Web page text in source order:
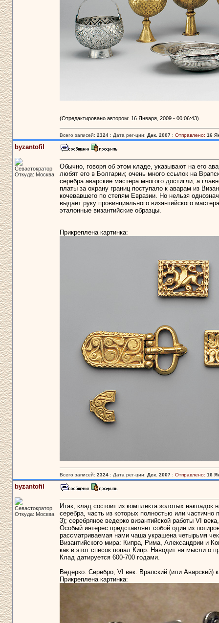
(Отредактировано автором: 16 Января, 2009 - 00:06:43)
Всего записей: 2324: Дата рег-ции: Дек. 2007: Отправлено: 16
byzantofil
Севастократор
Откуда: Москва
Обычно, говоря об этом кладе, указывают на его
любят его в Болгарии; очень много ссылок на
серебра аварские мастера многого достигли, а
платы за охрану границ поступало к аварам из
кочевавшего по степям Евразии. Но нельзя
выдает руку провинциального византийского
эталонные византийские образцы.
Прикреплена картинка:
Всего записей: 2324: Дата рег-ции: Дек. 2007: Отправлено: 16
byzantofil
Севастократор
Откуда: Москва
Итак, клад состоит из комплекта золотых
серебра, часть из которых полностью или
3); серебряное ведерко византийской работы VI
Особый интерес представляет собой один из
рассматриваемая нами чаша украшена четырьмя
Византийского мира: Кипра, Рима, Александрии и
как в этот список попал Кипр. Наводит на мысли о
Клад датируется 600-700 годами.
Ведерко. Серебро, VI век. Врапский (или
Прикреплена картинка: